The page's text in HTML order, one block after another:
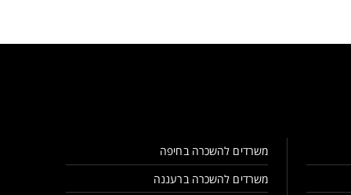
משרדים להשכרה בחיפה
משרדים להשכרה ברעננה